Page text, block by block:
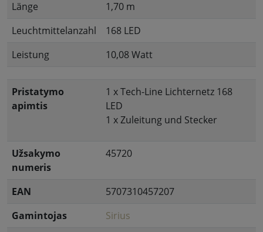
Länge
1,70 m
Leuchtmittelanzahl
168 LED
Leistung
10,08 Watt
Pristatymo
apimtis
1 x Tech-Line Lichternetz 168
LED
1 x Zuleitung und Stecker
Užsakymo
numeris
45720
EAN
5707310457207
Gamintojas
Sirius